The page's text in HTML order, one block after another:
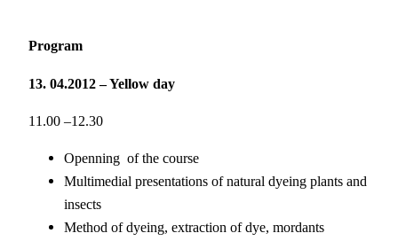
Program
13. 04.2012 – Yellow day
11.00 –12.30
Openning of the course
Multimedial presentations of natural dyeing plants and
insects
Method of dyeing, extraction of dye, mordants